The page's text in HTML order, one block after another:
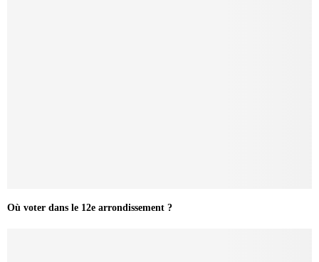
Où voter dans le 12e arrondissement ?